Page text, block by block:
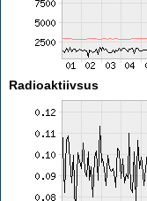
Radioaktiivsus